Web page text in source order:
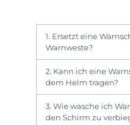
1. Ersetzt eine
Warnweste?
2. Kann ich eine
dem Helm tragen?
3. Wie wasche ich
den Schirm zu